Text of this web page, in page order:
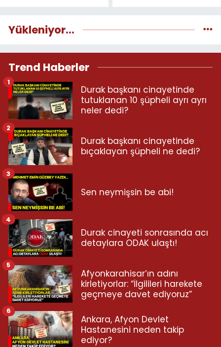
Yükleniyor...
Trend Haberler
Durak başkanı cinayetinde
tutuklanan 10 şüpheli ayrı ayrı
neler dedi?
1
Durak başkanı cinayetinde
bıçaklayan şüpheli ne dedi?
2
Sen neymişsin be abi!
3
Durak cinayeti sonrasında acı
detaylara ODAK ulaştı!
4
Afyonkarahisar’ın adını
kirletiyorlar: “İlgilileri harekete
geçmeye davet ediyoruz”
5
Ankara, Afyon Devlet
Hastanesini neden takip
ediyor?
6